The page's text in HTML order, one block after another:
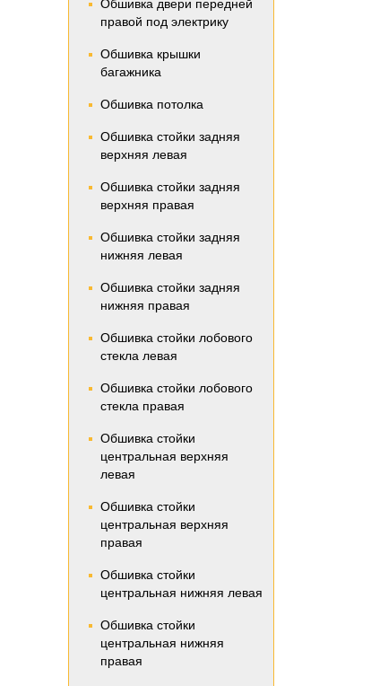
Обшивка двери передней
правой под электрику
Обшивка крышки
багажника
Обшивка потолка
Обшивка стойки задняя
верхняя левая
Обшивка стойки задняя
верхняя правая
Обшивка стойки задняя
нижняя левая
Обшивка стойки задняя
нижняя правая
Обшивка стойки лобового
стекла левая
Обшивка стойки лобового
стекла правая
Обшивка стойки
центральная верхняя
левая
Обшивка стойки
центральная верхняя
правая
Обшивка стойки
центральная нижняя левая
Обшивка стойки
центральная нижняя
правая